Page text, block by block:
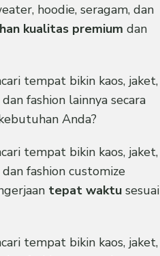
hoodie, seragam, dan
kualitas premium dan
tempat bikin kaos, jaket,
fashion lainnya secara
Anda?
tempat bikin kaos, jaket,
fashion customize
tepat waktu sesuai
tempat bikin kaos, jaket,